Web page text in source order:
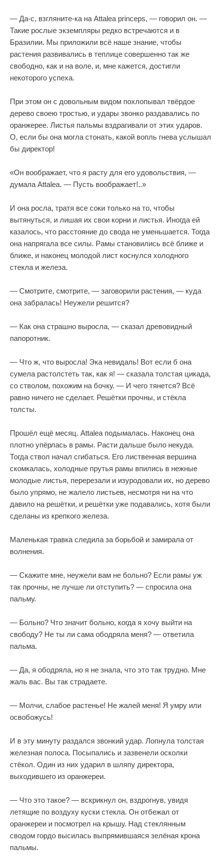
— Да-с, взгляните-ка на Attalea princeps, — говорил он. —
Такие рослые экземпляры редко встречаются и в
Бразилии. Мы приложили всё наше знание, чтобы
растения развивались в теплице совершенно так же
свободно, как и на воле, и, мне кажется, достигли
некоторого успеха.
При этом он с довольным видом похлопывал твёрдое
дерево своею тростью, и удары звонко раздавались по
оранжерее. Листья пальмы вздрагивали от этих ударов.
О, если бы она могла стонать, какой вопль гнева услышал
бы директор!
«Он воображает, что я расту для его удовольствия, —
думала Attalea. — Пусть воображает!..»
И она росла, тратя все соки только на то, чтобы
вытянуться, и лишая их свои корни и листья. Иногда ей
казалось, что расстояние до свода не уменьшается. Тогда
она напрягала все силы. Рамы становились всё ближе и
ближе, и наконец молодой лист коснулся холодного
стекла и железа.
— Смотрите, смотрите, — заговорили растения, — куда
она забралась! Неужели решится?
— Как она страшно выросла, — сказал древовидный
папоротник.
— Что ж, что выросла! Эка невидаль! Вот если б она
сумела растолстеть так, как я! — сказала толстая цикада,
со стволом, похожим на бочку. — И чего тянется? Всё
равно ничего не сделает. Решётки прочны, и стёкла
толсты.
Прошёл ещё месяц. Attalea подымалась. Наконец она
плотно упёрлась в рамы. Расти дальше было некуда.
Тогда ствол начал сгибаться. Его лиственная вершина
скомкалась, холодные прутья рамы впились в нежные
молодые листья, перерезали и изуродовали их, но дерево
было упрямо, не жалело листьев, несмотря ни на что
давило на решётки, и решётки уже подавались, хотя были
сделаны из крепкого железа.
Маленькая травка следила за борьбой и замирала от
волнения.
— Скажите мне, неужели вам не больно? Если рамы уж
так прочны, не лучше ли отступить? — спросила она
пальму.
— Больно? Что значит больно, когда я хочу выйти на
свободу? Не ты ли сама ободряла меня? — ответила
пальма.
— Да, я ободряла, но я не знала, что это так трудно. Мне
жаль вас. Вы так страдаете.
— Молчи, слабое растенье! Не жалей меня! Я умру или
освобожусь!
И в эту минуту раздался звонкий удар. Лопнула толстая
железная полоса. Посыпались и зазвенели осколки
стёкол. Один из них ударил в шляпу директора,
выходившего из оранжереи.
— Что это такое? — вскрикнул он, вздрогнув, увидя
летящие по воздуху куски стекла. Он отбежал от
оранжереи и посмотрел на крышу. Над стеклянным
сводом гордо высилась выпрямившаяся зелёная крона
пальмы.